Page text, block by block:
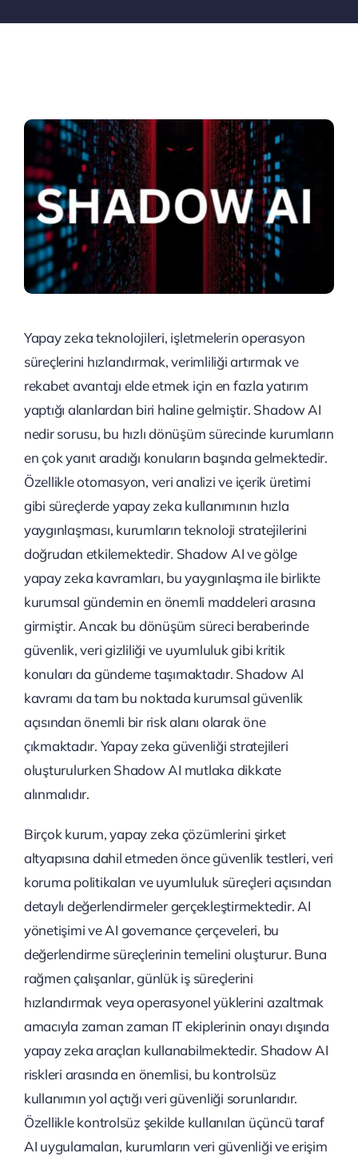
Yapay zeka teknolojileri, işletmelerin operasyon
süreçlerini hızlandırmak, verimliliği artırmak ve
rekabet avantajı elde etmek için en fazla yatırım
yaptığı alanlardan biri haline gelmiştir. Shadow AI
nedir sorusu, bu hızlı dönüşüm sürecinde kurumların
en çok yanıt aradığı konuların başında gelmektedir.
Özellikle otomasyon, veri analizi ve içerik üretimi
gibi süreçlerde yapay zeka kullanımının hızla
yaygınlaşması, kurumların teknoloji stratejilerini
doğrudan etkilemektedir. Shadow AI ve gölge
yapay zeka kavramları, bu yaygınlaşma ile birlikte
kurumsal gündemin en önemli maddeleri arasına
girmiştir. Ancak bu dönüşüm süreci beraberinde
güvenlik, veri gizliliği ve uyumluluk gibi kritik
konuları da gündeme taşımaktadır. Shadow AI
kavramı da tam bu noktada kurumsal güvenlik
açısından önemli bir risk alanı olarak öne
çıkmaktadır. Yapay zeka güvenliği stratejileri
oluşturulurken Shadow AI mutlaka dikkate
alınmalıdır.
Birçok kurum, yapay zeka çözümlerini şirket
altyapısına dahil etmeden önce güvenlik testleri, veri
koruma politikaları ve uyumluluk süreçleri açısından
detaylı değerlendirmeler gerçekleştirmektedir. AI
yönetişimi ve AI governance çerçeveleri, bu
değerlendirme süreçlerinin temelini oluşturur. Buna
rağmen çalışanlar, günlük iş süreçlerini
hızlandırmak veya operasyonel yüklerini azaltmak
amacıyla zaman zaman IT ekiplerinin onayı dışında
yapay zeka araçları kullanabilmektedir. Shadow AI
riskleri arasında en önemlisi, bu kontrolsüz
kullanımın yol açtığı veri güvenliği sorunlarıdır.
Özellikle kontrolsüz şekilde kullanılan üçüncü taraf
AI uygulamaları, kurumların veri güvenliği ve erişim